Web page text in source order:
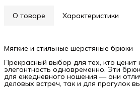
О товаре Характеристики
Мягкие и стильные шерстяные брюки
Прекрасный выбор для тех, кто ценит
элегантность одновременно. Эти
для ежедневного ношения — они
деловых встреч, так и для прогулок